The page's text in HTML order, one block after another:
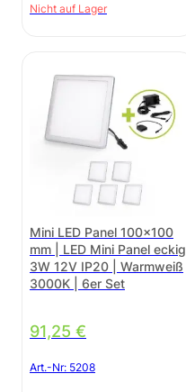
Nicht auf Lager
Mini LED Panel 100×100
mm | LED Mini Panel eckig
3W 12V IP20 | Warmweiß
3000K | 6er Set
91,25 €
Art.-Nr: 5208